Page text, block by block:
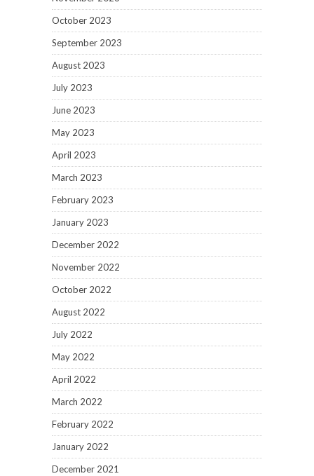
October 2023
September 2023
August 2023
July 2023
June 2023
May 2023
April 2023
March 2023
February 2023
January 2023
December 2022
November 2022
October 2022
August 2022
July 2022
May 2022
April 2022
March 2022
February 2022
January 2022
December 2021